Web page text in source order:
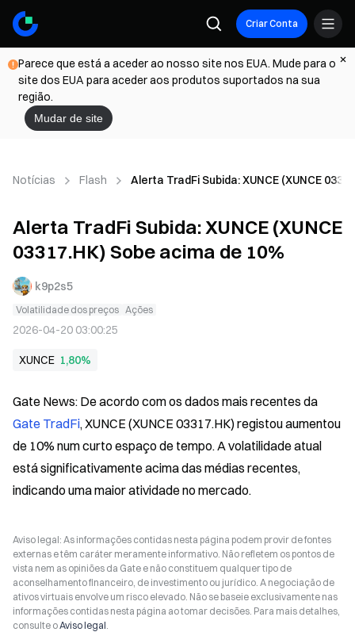
Criar Conta
Parece que está a aceder ao nosso site nos EUA. Mude para o
site dos EUA para aceder aos produtos suportados na sua
região.
Mudar de site
Notícias Flash Alerta TradFi Subida: XUNCE (XUNCE
Alerta TradFi Subida: XUNCE (XUNCE
03317.HK) Sobe acima de 10%
k9p2s5
Volatilidade dos preços Ações
2026-04-20 03:00:25
XUNCE 1,80%
Gate News: De acordo com os dados mais recentes da
Gate TradFi, XUNCE (XUNCE 03317.HK) registou aumentou
de 10% num curto espaço de tempo. A volatilidade atual
está significativamente acima das médias recentes,
indicando uma maior atividade no mercado.
Aviso legal: As informações contidas nesta página podem provir de fontes
externas e têm caráter meramente informativo. Não refletem os pontos de
vista nem as opiniões da Gate e não constituem qualquer tipo de
aconselhamento financeiro, de investimento ou jurídico. A negociação de
ativos virtuais envolve um risco elevado. Não se baseie exclusivamente nas
informações contidas nesta página ao tomar decisões. Para mais detalhes,
consulte oAviso legal.